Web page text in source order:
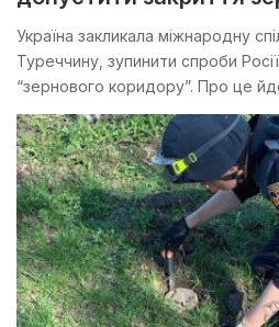
Україна закликала міжнародну
Туреччину, зупинити спроби
“зернового коридору”. Про це